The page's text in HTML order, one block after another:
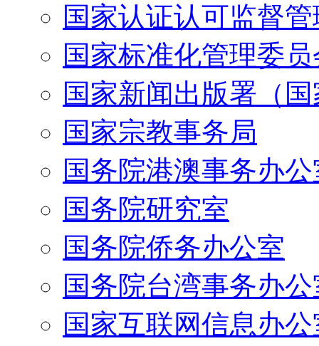
国家认证认可监督
国家标准化管理委
国家新闻出版署（
国家宗教事务局
国务院港澳事务办
国务院研究室
国务院侨务办公室
国务院台湾事务办
国家互联网信息办